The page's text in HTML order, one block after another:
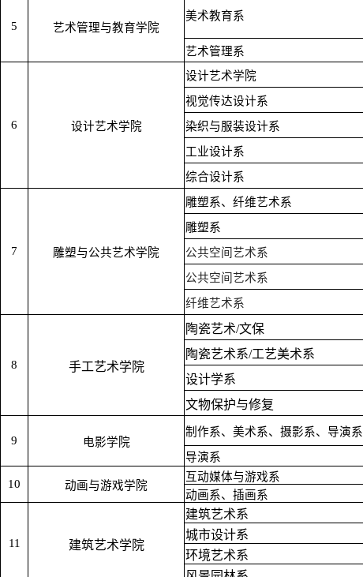
5 艺术管理与教育学院
美术教育系
艺术管理系
6 设计艺术学院
设计艺术学院
视觉传达设计系
染织与服装设计系
工业设计系
综合设计系
7 雕塑与公共艺术学院
雕塑系、纤维艺术系
雕塑系
公共空间艺术系
公共空间艺术系
纤维艺术系
8 手工艺术学院
陶瓷艺术/文保
陶瓷艺术系/工艺美术系
设计学系
文物保护与修复
9 电影学院
制作系、美术系、摄影系、导演系
导演系
10 动画与游戏学院
互动媒体与游戏系
动画系、插画系
11 建筑艺术学院
建筑艺术系
城市设计系
环境艺术系